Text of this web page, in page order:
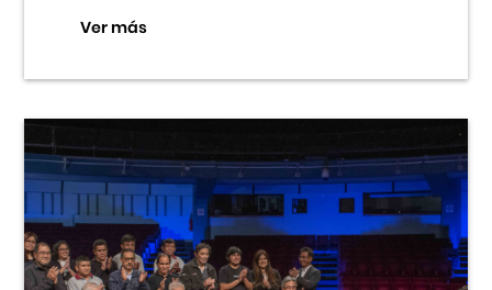
Ver más